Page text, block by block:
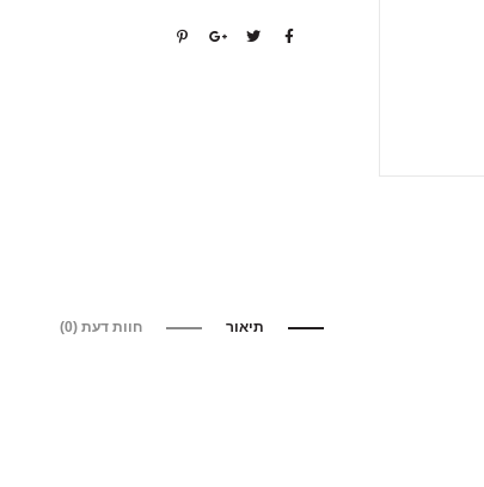
תיאור חוות דעת (0)